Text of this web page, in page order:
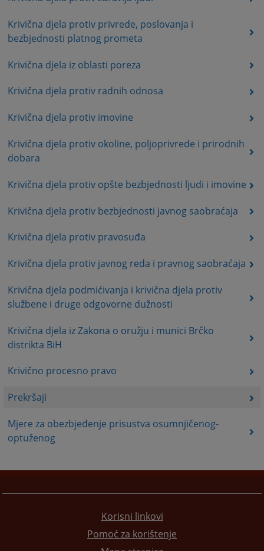
Krivična djela protiv privrede, poslovanja i
bezbjednosti platnog prometa
Krivična djela iz oblasti poreza
Krivična djela protiv radnih odnosa
Krivična djela protiv imovine
Krivična djela protiv okoline, poljoprivrede i prirodnih
dobara
Krivična djela protiv opšte bezbjednosti ljudi i imovine
Krivična djela protiv bezbjednosti javnog saobraćaja
Krivična djela protiv pravosuđa
Krivična djela protiv javnog reda i pravnog saobraćaja
Krivična djela podmićivanja i krivična djela protiv
službene i druge odgovorne dužnosti
Krivična djela iz Zakona o oružju i munici Brčko
distrikta BiH
Krivično procesno pravo
Prekršaji
Mjere za obezbjeđenje prisustva osumnjičenog-
optuženog
Korisni linkovi
Pomoć za korištenje